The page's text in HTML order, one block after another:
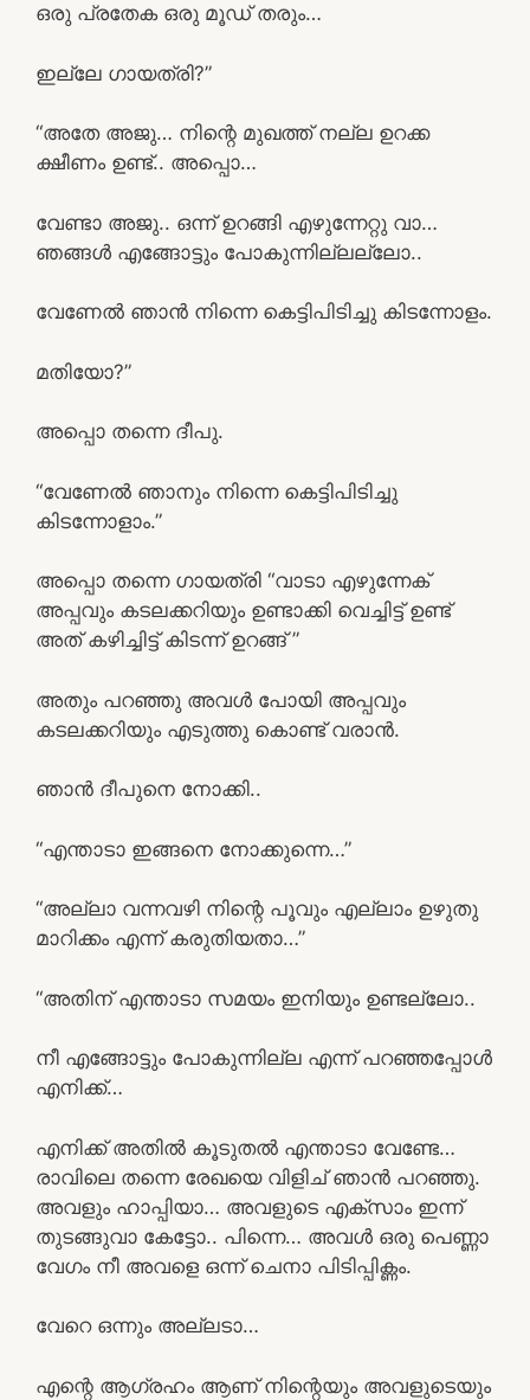
ഒരു പ്രതേക ഒരു മൂഡ് തരും…
ഇല്ലേ ഗായത്രി?”
“അതേ അജു… നിന്റെ മുഖത്ത് നല്ല ഉറക്ക
ക്ഷീണം ഉണ്ട്.. അപ്പൊ…
വേണ്ടാ അജു.. ഒന്ന് ഉറങ്ങി എഴുന്നേറ്റു വാ…
ഞങ്ങൾ എങ്ങോട്ടും പോകുന്നില്ലല്ലോ..
വേണേൽ ഞാൻ നിന്നെ കെട്ടിപിടിച്ചു കിടന്നോളം.
മതിയോ?”
അപ്പൊ തന്നെ ദീപു.
“വേണേൽ ഞാനും നിന്നെ കെട്ടിപിടിച്ചു
കിടന്നോളാം.”
അപ്പൊ തന്നെ ഗായത്രി “വാടാ എഴുന്നേക്
അപ്പവും കടലക്കറിയും ഉണ്ടാക്കി വെച്ചിട്ട് ഉണ്ട്‌
അത്‌ കഴിച്ചിട്ട് കിടന്ന് ഉറങ്ങ് ”
അതും പറഞ്ഞു അവൾ പോയി അപ്പവും
കടലക്കറിയും എടുത്തു കൊണ്ട് വരാൻ.
ഞാൻ ദീപുനെ നോക്കി..
“എന്താടാ ഇങ്ങനെ നോക്കുന്നെ…”
“അല്ലാ വന്നവഴി നിന്റെ പൂവും എല്ലാം ഉഴുതു
മാറിക്കം എന്ന് കരുതിയതാ…”
“അതിന് എന്താടാ സമയം ഇനിയും ഉണ്ടല്ലോ..
നീ എങ്ങോട്ടും പോകുന്നില്ല എന്ന് പറഞ്ഞപ്പോൾ
എനിക്ക്…
എനിക്ക് അതിൽ കൂടുതൽ എന്താടാ വേണ്ടേ…
രാവിലെ തന്നെ രേഖയെ വിളിച് ഞാൻ പറഞ്ഞു.
അവളും ഹാപ്പിയാ… അവളുടെ എക്സാം ഇന്ന്
തുടങ്ങുവാ കേട്ടോ.. പിന്നെ… അവൾ ഒരു പെണ്ണാ
വേഗം നീ അവളെ ഒന്ന് ചെനാ പിടിപ്പിക്ണം.
വേറെ ഒന്നും അല്ലടാ…
എന്റെ ആഗ്രഹം ആണ് നിന്റെയും അവളുടെയും